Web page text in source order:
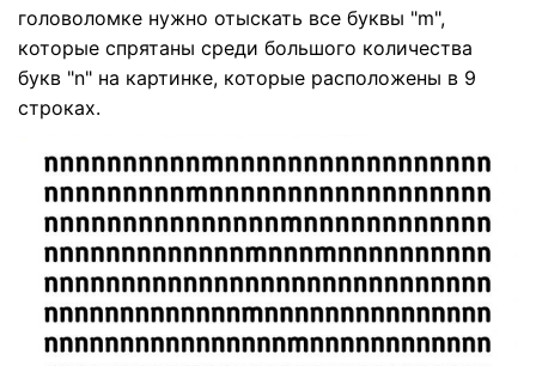
головоломке нужно отыскать все буквы "m",
которые спрятаны среди большого количества
букв "n" на картинке, которые расположены в 9
строках.